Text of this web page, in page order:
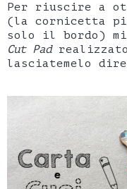
Per riuscire a
(la cornicetta
solo il bordo)
Cut Pad
lasciatemelo